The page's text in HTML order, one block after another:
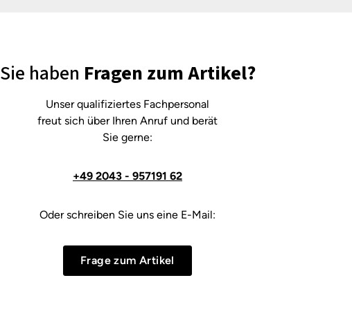
Sie haben Fragen zum Artikel?
Unser qualifiziertes Fachpersonal
freut sich über Ihren Anruf und berät
Sie gerne:
+49 2043 - 957191 62
Oder schreiben Sie uns eine E-Mail:
Frage zum Artikel